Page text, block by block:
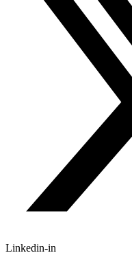
Linkedin-in